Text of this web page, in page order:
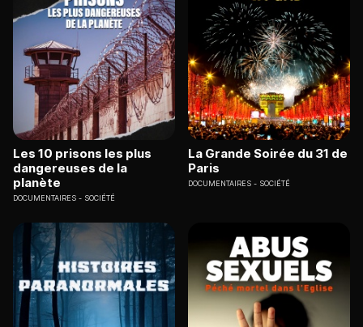
Les 10 prisons les plus
dangereuses de la
planète
DOCUMENTAIRES SOCIÉTÉ
La Grande Soirée du 31 de
Paris
DOCUMENTAIRES SOCIÉTÉ